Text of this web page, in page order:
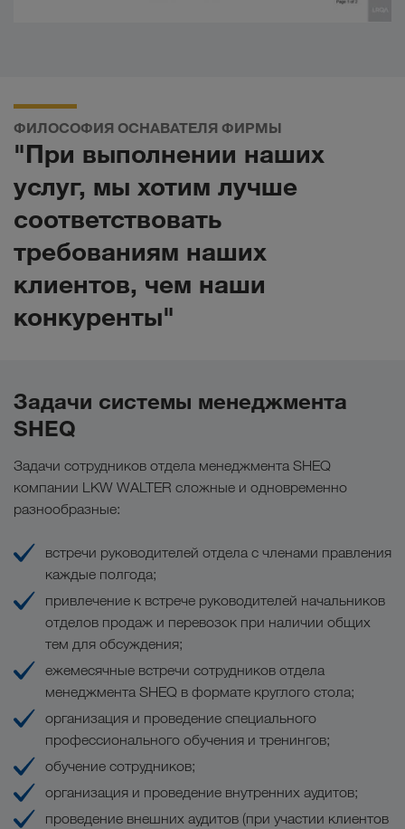
ФИЛОСОФИЯ ОСНАВАТЕЛЯ ФИРМЫ
"При выполнении наших
услуг, мы хотим лучше
соответствовать
требованиям наших
клиентов, чем наши
конкуренты"
Задачи системы менеджмента
SHEQ
Задачи сотрудников отдела менеджмента SHEQ
компании LKW WALTER сложные и одновременно
разнообразные:
встречи руководителей отдела с членами правления
каждые полгода;
привлечение к встрече руководителей начальников
отделов продаж и перевозок при наличии общих
тем для обсуждения;
ежемесячные встречи сотрудников отдела
менеджмента SHEQ в формате круглого стола;
организация и проведение специального
профессионального обучения и тренингов;
обучение сотрудников;
организация и проведение внутренних аудитов;
проведение внешних аудитов (при участии клиентов